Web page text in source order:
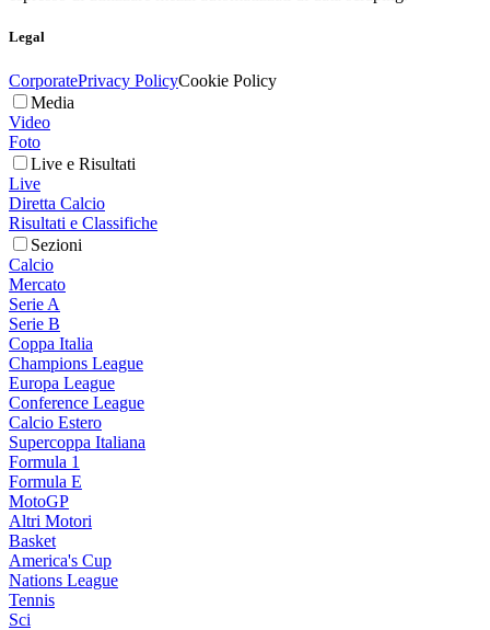
Legal
CorporatePrivacy PolicyCookie Policy
Media
Video
Foto
Live e Risultati
Live
Diretta Calcio
Risultati e Classifiche
Sezioni
Calcio
Mercato
Serie A
Serie B
Coppa Italia
Champions League
Europa League
Conference League
Calcio Estero
Supercoppa Italiana
Formula 1
Formula E
MotoGP
Altri Motori
Basket
America's Cup
Nations League
Tennis
Sci